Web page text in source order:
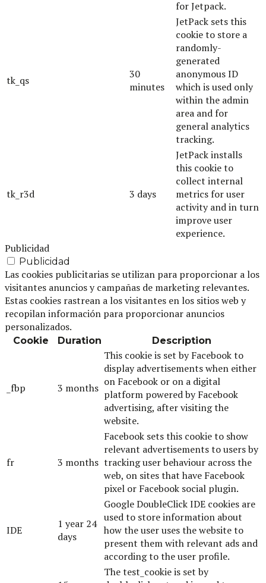
for Jetpack.
tk_qs
30
minutes
JetPack sets this
cookie to store a
randomly-
generated
anonymous ID
which is used only
within the admin
area and for
general analytics
tracking.
tk_r3d 3 days
JetPack installs
this cookie to
collect internal
metrics for user
activity and in turn
improve user
experience.
Publicidad
Publicidad
Las cookies publicitarias se utilizan para proporcionar a los
visitantes anuncios y campañas de marketing relevantes.
Estas cookies rastrean a los visitantes en los sitios web y
recopilan información para proporcionar anuncios
personalizados.
Cookie Duration Description
_fbp 3 months
This cookie is set by Facebook to
display advertisements when either
on Facebook or on a digital
platform powered by Facebook
advertising, after visiting the
website.
fr 3 months
Facebook sets this cookie to show
relevant advertisements to users by
tracking user behaviour across the
web, on sites that have Facebook
pixel or Facebook social plugin.
IDE
1 year 24
days
Google DoubleClick IDE cookies are
used to store information about
how the user uses the website to
present them with relevant ads and
according to the user profile.
The test_cookie is set by